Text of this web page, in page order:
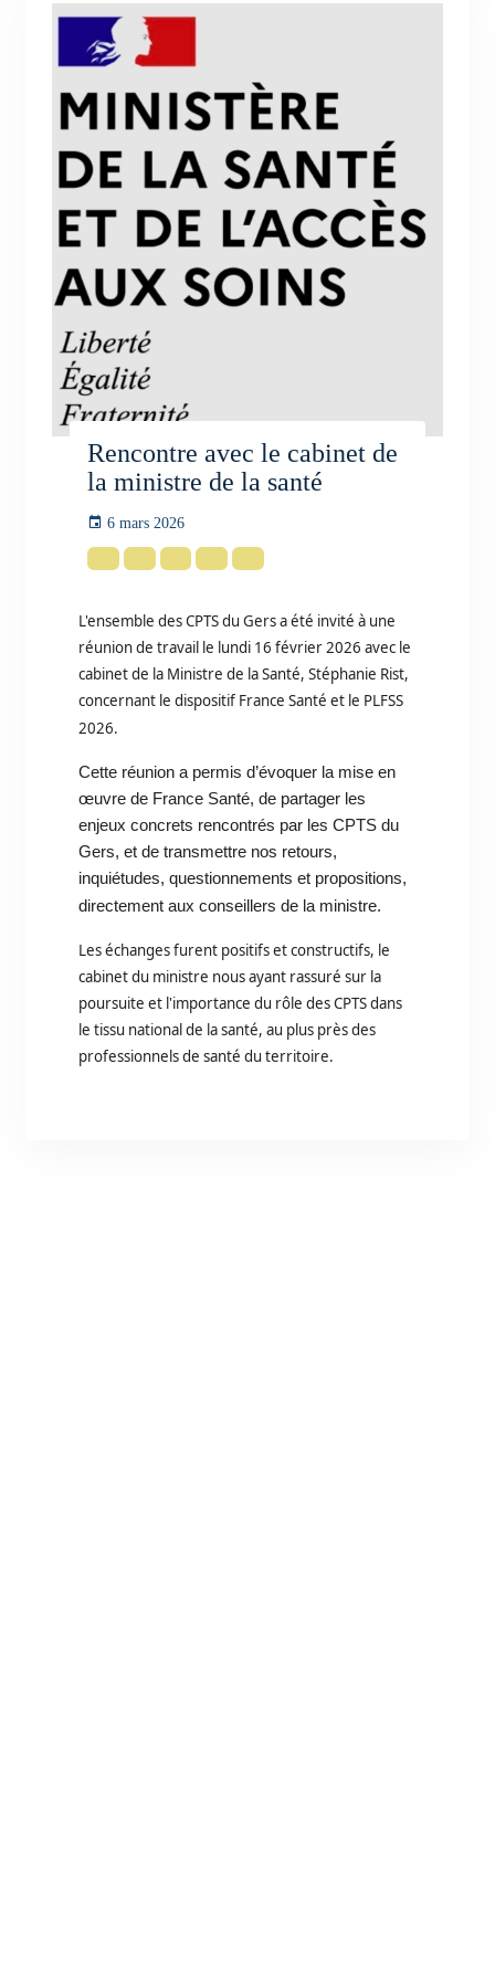
Rencontre avec le cabinet de
la ministre de la santé
6 mars 2026
L'ensemble des CPTS du Gers a été invité à une
réunion de travail le lundi 16 février 2026 avec le
cabinet de la Ministre de la Santé, Stéphanie Rist,
concernant le dispositif France Santé et le PLFSS
2026.
Cette réunion a permis d’évoquer la mise en
œuvre de France Santé, de partager les
enjeux concrets rencontrés par les CPTS du
Gers, et de transmettre nos retours,
inquiétudes, questionnements et propositions,
directement aux conseillers de la ministre.
Les échanges furent positifs et constructifs, le
cabinet du ministre nous ayant rassuré sur la
poursuite et l'importance du rôle des CPTS dans
le tissu national de la santé, au plus près des
professionnels de santé du territoire.